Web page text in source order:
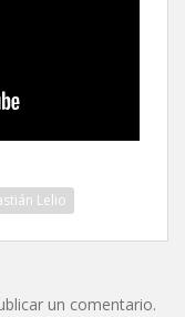
Lelio
un comentario.